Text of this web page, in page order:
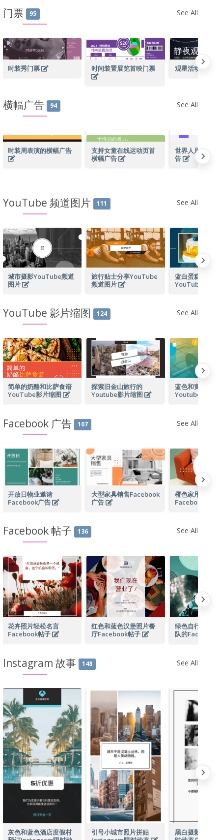
门票 95 See All
时装秀门票 时间装置展览首映门票 观星活动门票
横幅广告 94 See All
时装周表演的横幅广告
支持女童在线运动页首
横幅广告
世界人居日页
告
YouTube 频道图片 111 See All
城市摄影YouTube频道
图片
旅行贴士分享YouTube
频道图片
蓝白蛋糕照片
YouTube频道
YouTube 影片缩图 124 See All
简单的奶酪和比萨食谱
YouTube影片缩图
探索旧金山旅行的
Youtube影片缩图
蓝色和黄色健
Youtube影片
Facebook 广告 107 See All
开放日物业邀请
Facebook广告
大型家具销售Facebook
广告
橙色家用家具
Facebook广告
Facebook 帖子 136 See All
花卉照片轻松名言
Facebook帖子
红色和蓝色汉堡照片餐
厅Facebook帖子
绿色自行车图
队的Facebook
Instagram 故事 148 See All
灰色和蓝色酒店度假村
引号小城市照片拼贴
黑白摄影